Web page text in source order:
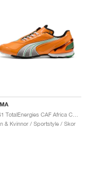
& Kvinnor / Sportstyle / Skor